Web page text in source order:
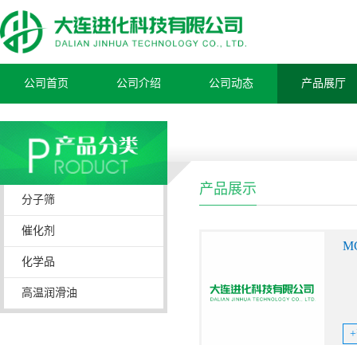
公司首页 公司介绍 公司动态 产品展厅
分子筛
催化剂
化学品
高温润滑油
产品展示